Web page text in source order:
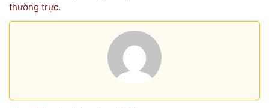
thường trực.